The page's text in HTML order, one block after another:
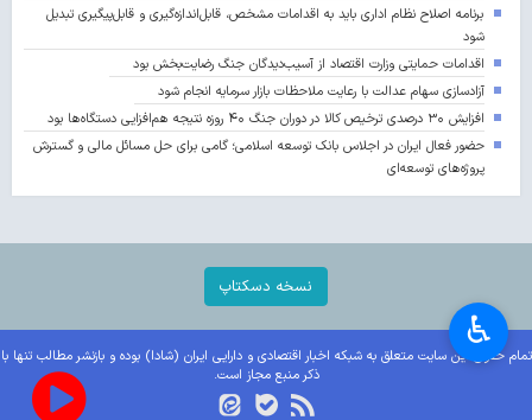
برنامه اصلاح نظام اداری باید به اقدامات مشخص، قابل‌اندازه‌گیری و قابل‌پیگیری تبدیل
شود
اقدامات حمایتی وزارت اقتصاد از آسیب‌دیدگان جنگ رضایت‌بخش بود
آزادسازی سهام عدالت با رعایت ملاحظات بازار سرمایه انجام شود
افزایش ۳۰ درصدی ترخیص کالا در دوران جنگ ۴۰ روزه نتیجه هم‌افزایی دستگاه‌ها بود
حضور فعال ایران در اجلاس بانک توسعه اسلامی؛ گامی برای حل مسائل مالی و گسترش
پروژه‌های توسعه‌ای
نسخه دسکتاپ
تمام حقوق این سایت متعلق به شبکه اخبار اقتصادی و دارایی ایران (شادا) بوده و بازنشر مطالب تنها با
ذکر منبع مجاز است.
♿︎